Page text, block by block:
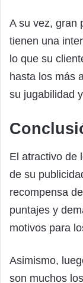
A su vez, gran
tienen una
lo que su
hasta los más
su jugabilidad
El atractivo de
de su
recompensa
puntajes y
motivos para
Asimismo,
son muchos